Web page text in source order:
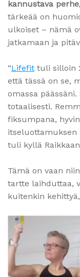
kannustava
tärkeää on
ulkoiset – nämä
jatkamaan ja
“Lifefit tuli silloin
että tässä on se,
omassa
totaalisesti.
fiksumpana,
itseluottamuksen
tuli kyllä
Tämä on vaan
tartte laihduttaa,
kuitenkin